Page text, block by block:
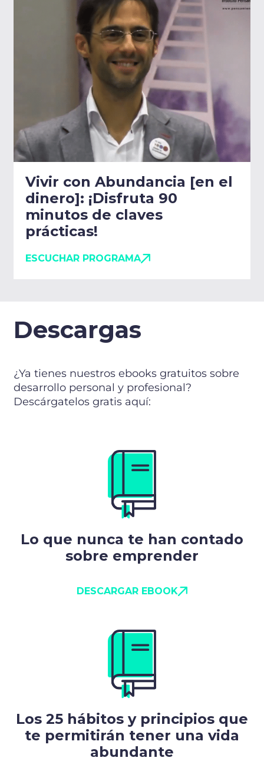
Vivir con Abundancia [en el
dinero]: ¡Disfruta 90
minutos de claves
prácticas!
ESCUCHAR PROGRAMA
Descargas
¿Ya tienes nuestros ebooks gratuitos sobre
desarrollo personal y profesional?
Descárgatelos gratis aquí:
Lo que nunca te han contado
sobre emprender
DESCARGAR EBOOK
Los 25 hábitos y principios que
te permitirán tener una vida
abundante